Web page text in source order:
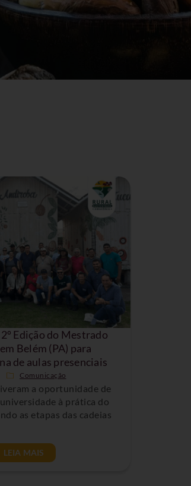
Edição do Mestrado
Belém (PA) para
de aulas presenciais
Comunicação
a oportunidade de
à prática do
as etapas das cadeias
LEIA MAIS